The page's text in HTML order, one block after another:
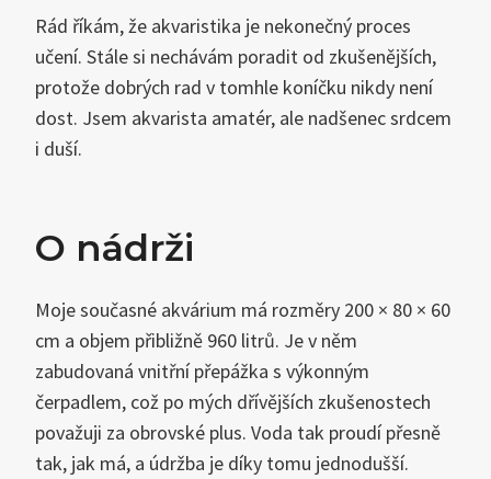
Rád říkám, že akvaristika je nekonečný proces
učení. Stále si nechávám poradit od zkušenějších,
protože dobrých rad v tomhle koníčku nikdy není
dost. Jsem akvarista amatér, ale nadšenec srdcem
i duší.
O nádrži
Moje současné akvárium má rozměry 200 × 80 × 60
cm a objem přibližně 960 litrů. Je v něm
zabudovaná vnitřní přepážka s výkonným
čerpadlem, což po mých dřívějších zkušenostech
považuji za obrovské plus. Voda tak proudí přesně
tak, jak má, a údržba je díky tomu jednodušší.